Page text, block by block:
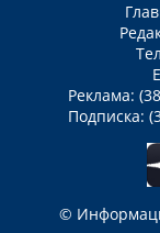
Реклама:
Подписка:
©